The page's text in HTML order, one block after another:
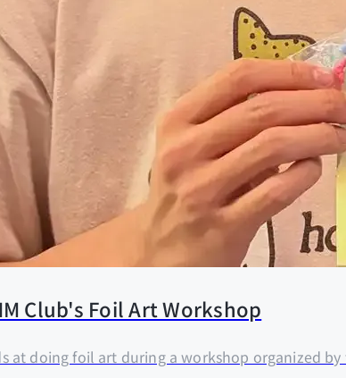
Club's Foil Art Workshop
at doing foil art during a workshop organized